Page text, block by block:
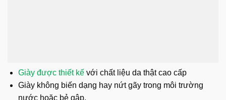
Giày được thiết kếvới chất liệu da thật cao cấp
Giày không biến dạng hay nứt gãy trong môi trường
nước hoặc bẻ gập.